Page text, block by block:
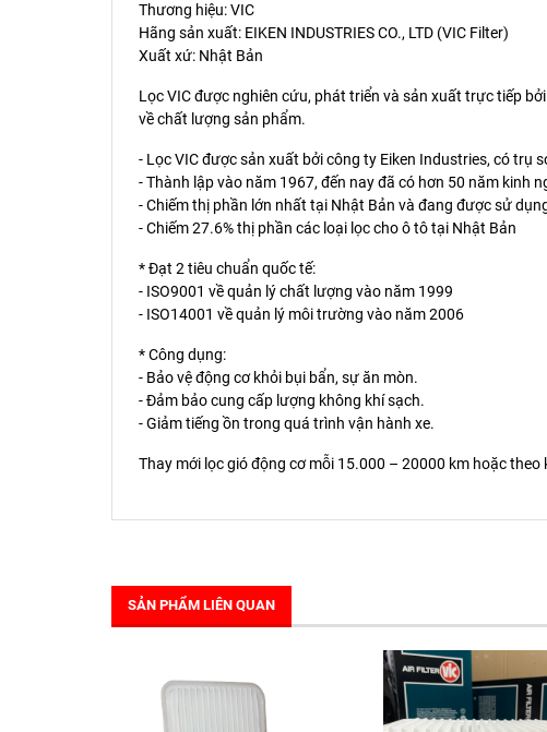
Thương hiệu: VIC
Hãng sản xuất: EIKEN INDUSTRIES CO., LTD (VIC Filter)
Xuất xứ: Nhật Bản
Lọc VIC được nghiên cứu, phát triển và sản xuất trực tiếp
về chất lượng sản phẩm.
- Lọc VIC được sản xuất bởi công ty Eiken Industries, có trụ
- Thành lập vào năm 1967, đến nay đã có hơn 50 năm kinh
- Chiếm thị phần lớn nhất tại Nhật Bản và đang được sử
- Chiếm 27.6% thị phần các loại lọc cho ô tô tại Nhật Bản
* Đạt 2 tiêu chuẩn quốc tế:
- ISO9001 về quản lý chất lượng vào năm 1999
- ISO14001 về quản lý môi trường vào năm 2006
* Công dụng:
- Bảo vệ động cơ khỏi bụi bẩn, sự ăn mòn.
- Đảm bảo cung cấp lượng không khí sạch.
- Giảm tiếng ồn trong quá trình vận hành xe.
Thay mới lọc gió động cơ mỗi 15.000 – 20000 km hoặc theo
SẢN PHẨM LIÊN QUAN